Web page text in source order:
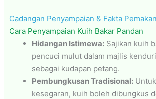
Cadangan Penyampaian & Fakta
Cara Penyampaian Kuih Bakar Pandan
Hidangan Istimewa: Sajikan kuih
pencuci mulut dalam majlis
sebagai kudapan petang.
Pembungkusan Tradisional:
kesegaran, kuih boleh dibungkus